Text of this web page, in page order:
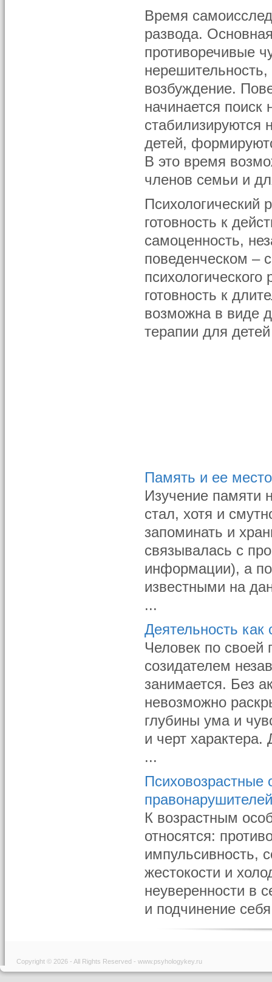
Время
развода.
противоречивые
возбуждение.
начинается поиск
стабилизируются
детей,
В это время
членов семьи и
Психологический
готовность к
самоценность,
поведенческом –
готовность к
возможна в виде
терапии для
Память и ее
Изучение памяти
стал, хотя и
запоминать и
связывалась с
информации), а
известными на
...
Деятельность как
Человек по своей
созидателем
занимается. Без
невозможно
глубины ума и
и черт характера.
...
Психовозрастные
К возрастным
относятся:
импульсивность,
жестокости и
неуверенности в
и подчинение
Copyright © 2026 - All Rights Reserved - www.psyhologykey.ru